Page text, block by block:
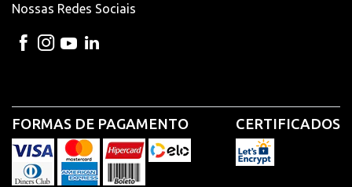
Nossas Redes Sociais
FORMAS DE PAGAMENTO CERTIFICADOS